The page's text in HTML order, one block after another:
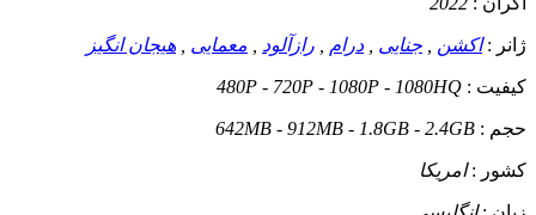
ژانر :اکشن جنایی درام رازآلود معمایی هیجان انگیز
کیفیت : 480P - 720P - 1080P - 1080HQ
حجم : 642MB - 912MB - 1.8GB - 2.4GB
کشور :امریکا